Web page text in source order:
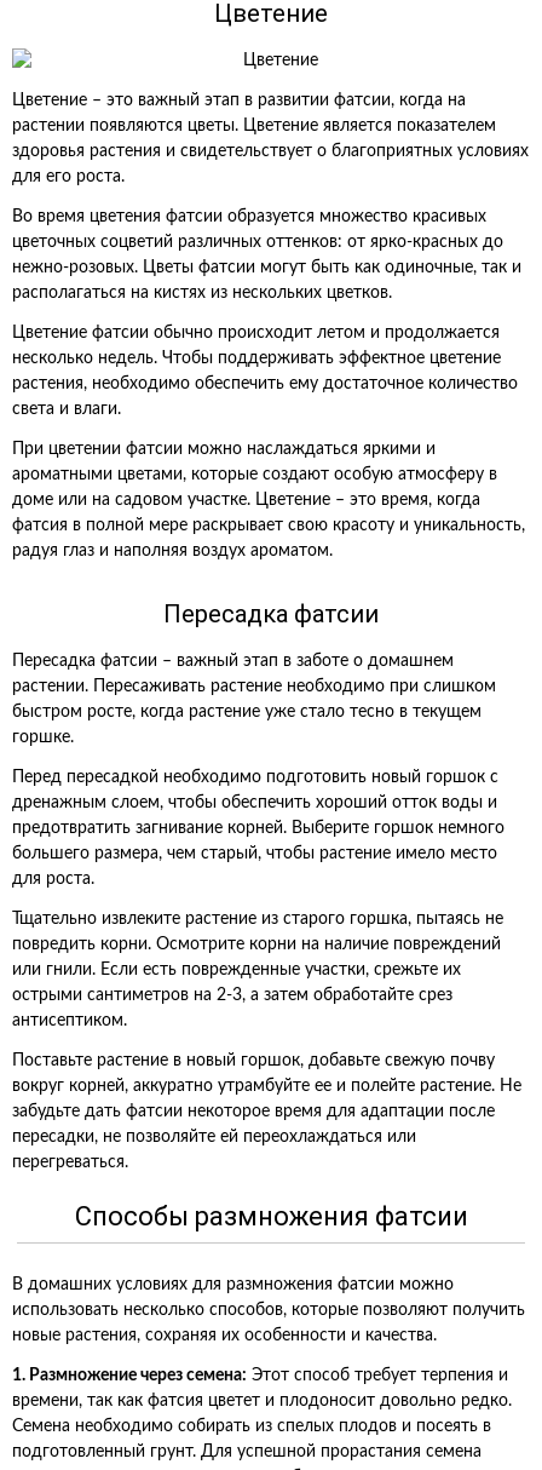
Цветение
Цветение – это важный этап в развитии фатсии, когда на
растении появляются цветы. Цветение является показателем
здоровья растения и свидетельствует о благоприятных условиях
для его роста.
Во время цветения фатсии образуется множество красивых
цветочных соцветий различных оттенков: от ярко-красных до
нежно-розовых. Цветы фатсии могут быть как одиночные, так и
располагаться на кистях из нескольких цветков.
Цветение фатсии обычно происходит летом и продолжается
несколько недель. Чтобы поддерживать эффектное цветение
растения, необходимо обеспечить ему достаточное количество
света и влаги.
При цветении фатсии можно наслаждаться яркими и
ароматными цветами, которые создают особую атмосферу в
доме или на садовом участке. Цветение – это время, когда
фатсия в полной мере раскрывает свою красоту и уникальность,
радуя глаз и наполняя воздух ароматом.
Пересадка фатсии
Пересадка фатсии – важный этап в заботе о домашнем
растении. Пересаживать растение необходимо при слишком
быстром росте, когда растение уже стало тесно в текущем
горшке.
Перед пересадкой необходимо подготовить новый горшок с
дренажным слоем, чтобы обеспечить хороший отток воды и
предотвратить загнивание корней. Выберите горшок немного
большего размера, чем старый, чтобы растение имело место
для роста.
Тщательно извлеките растение из старого горшка, пытаясь не
повредить корни. Осмотрите корни на наличие повреждений
или гнили. Если есть поврежденные участки, срежьте их
острыми сантиметров на 2-3, а затем обработайте срез
антисептиком.
Поставьте растение в новый горшок, добавьте свежую почву
вокруг корней, аккуратно утрамбуйте ее и полейте растение. Не
забудьте дать фатсии некоторое время для адаптации после
пересадки, не позволяйте ей переохлаждаться или
перегреваться.
Способы размножения фатсии
В домашних условиях для размножения фатсии можно
использовать несколько способов, которые позволяют получить
новые растения, сохраняя их особенности и качества.
1. Размножение через семена: Этот способ требует терпения и
времени, так как фатсия цветет и плодоносит довольно редко.
Семена необходимо собирать из спелых плодов и посеять в
подготовленный грунт. Для успешной прорастания семена